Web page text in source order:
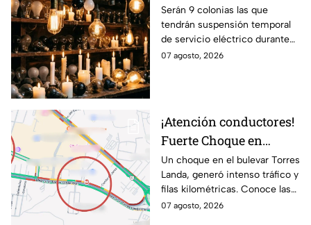
suspensión de luz por 8
horas hoy viernes 7 y
mañana sábado 8 de
agosto en 9 sitios
Serán 9 colonias las que
tendrán suspensión temporal
de servicio eléctrico durante
ocho horas este viernes 7 y
07 agosto, 2026
¡Atención conductores!
Fuerte Choque en
Torres Landa provoca
filas kilométricas a esta
altura
Un choque en el bulevar Torres
Landa, generó intenso tráfico y
filas kilométricas. Conoce las
vías alternas.
07 agosto, 2026